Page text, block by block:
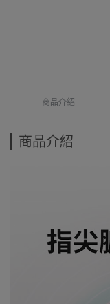
商品介紹
商品介紹